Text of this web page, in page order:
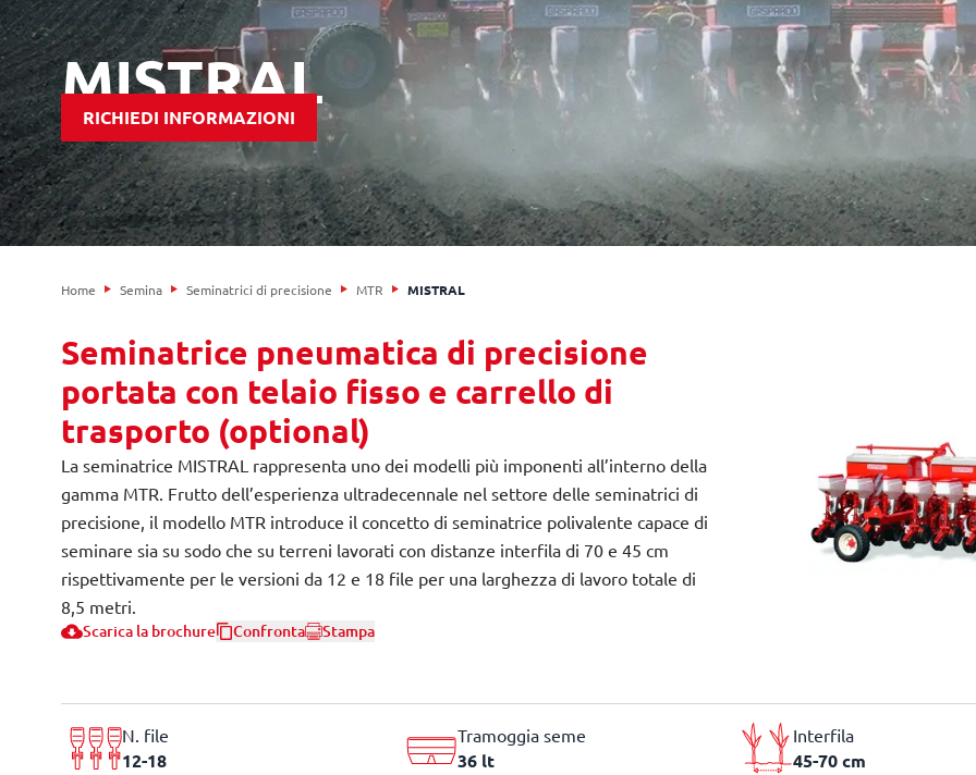
MISTRAL
RICHIEDI INFORMAZIONI
Home Semina Seminatrici di precisione MTR MISTRAL
Seminatrice pneumatica di precisione
portata con telaio fisso e carrello di
trasporto (optional)
La seminatrice MISTRAL rappresenta uno dei modelli più imponenti all’interno della
gamma MTR. Frutto dell’esperienza ultradecennale nel settore delle seminatrici di
precisione, il modello MTR introduce il concetto di seminatrice polivalente capace di
seminare sia su sodo che su terreni lavorati con distanze interfila di 70 e 45 cm
rispettivamente per le versioni da 12 e 18 file per una larghezza di lavoro totale di
8,5 metri.
Scarica la brochure Confronta Stampa
N. file
12-18
Tramoggia seme
36 lt
Interfila
45-70 cm